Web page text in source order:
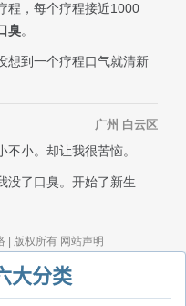
大分类